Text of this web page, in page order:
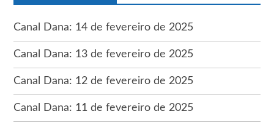
Canal Dana: 14 de fevereiro de 2025
Canal Dana: 13 de fevereiro de 2025
Canal Dana: 12 de fevereiro de 2025
Canal Dana: 11 de fevereiro de 2025